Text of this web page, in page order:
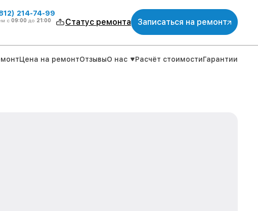
214-74-99
с 09:00 до 21:00 Статус ремонта Записаться на ремонт
Цена на ремонтОтзывыО нас Расчёт стоимостиГарантии